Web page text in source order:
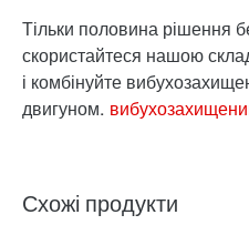
Тільки половина рішення
скористайтеся нашою
і комбінуйте
двигуном.